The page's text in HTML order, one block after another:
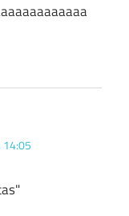
14:05